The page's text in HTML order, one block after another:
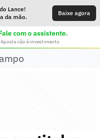
Lance!
da mão.
Baixe agora
com o assistente.
não é investimento